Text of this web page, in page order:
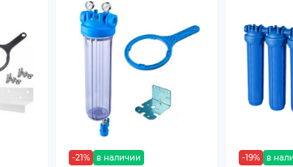
-21% в наличии -19% в